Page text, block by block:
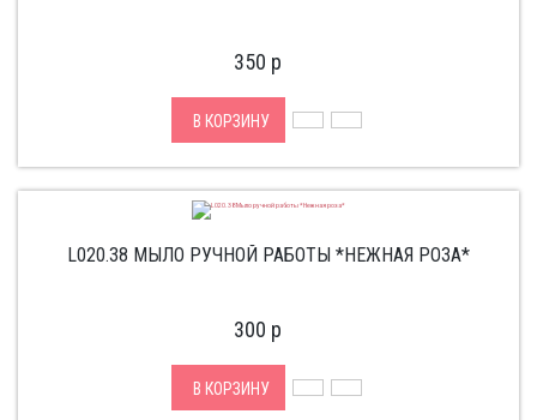
350 p
В КОРЗИНУ
L020.38 МЫЛО РУЧНОЙ РАБОТЫ *НЕЖНАЯ РОЗА*
300 p
В КОРЗИНУ